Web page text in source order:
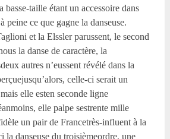
basse-taille étant un accessoire dans
peine ce que gagne la danseuse.
et la Elssler parussent, le second
la danse de caractère, la
autres n’eussent révélé dans la
celle-ci serait un
elle esten seconde ligne
elle palpe sestrente mille
un pair de Francetrès-influent à la
la danseuse du troisièmeordre, une